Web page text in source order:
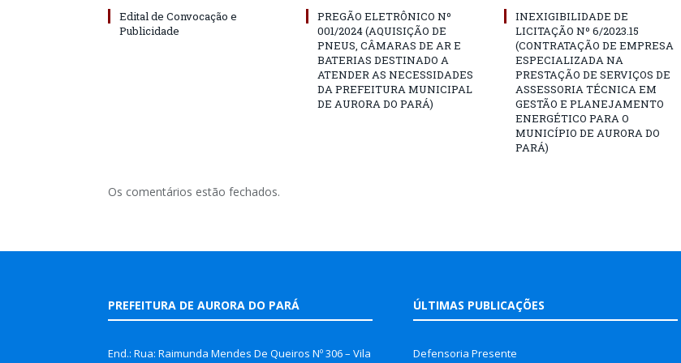
Edital de Convocação e
Publicidade
PREGÃO ELETRÔNICO Nº
001/2024 (AQUISIÇÃO DE
PNEUS, CÂMARAS DE AR E
BATERIAS DESTINADO A
ATENDER AS NECESSIDADES
DA PREFEITURA MUNICIPAL
DE AURORA DO PARÁ)
INEXIGIBILIDADE DE
LICITAÇÃO Nº 6/2023.15
(CONTRATAÇÃO DE EMPRESA
ESPECIALIZADA NA
PRESTAÇÃO DE SERVIÇOS DE
ASSESSORIA TÉCNICA EM
GESTÃO E PLANEJAMENTO
ENERGÉTICO PARA O
MUNICÍPIO DE AURORA DO
PARÁ)
Os comentários estão fechados.
PREFEITURA DE AURORA DO PARÁ
End.: Rua: Raimunda Mendes De Queiros Nº 306 – Vila
ÚLTIMAS PUBLICAÇÕES
Defensoria Presente